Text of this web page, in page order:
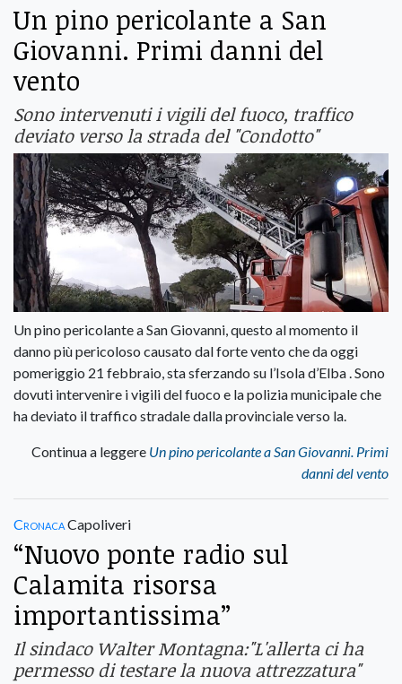
Un pino pericolante a San
Giovanni. Primi danni del
vento
Sono intervenuti i vigili del fuoco, traffico
deviato verso la strada del "Condotto"
Un pino pericolante a San Giovanni, questo al momento il
danno più pericoloso causato dal forte vento che da oggi
pomeriggio 21 febbraio, sta sferzando su l’Isola d’Elba . Sono
dovuti intervenire i vigili del fuoco e la polizia municipale che
ha deviato il traffico stradale dalla provinciale verso la.
Continua a leggere Un pino pericolante a San Giovanni. Primi
danni del vento
CronacaCapoliveri
“Nuovo ponte radio sul
Calamita risorsa
importantissima”
Il sindaco Walter Montagna:"L'allerta ci ha
permesso di testare la nuova attrezzatura"